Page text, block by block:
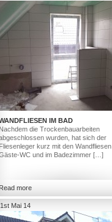
IM BAD
Nachdem die Trockenbauarbeiten
wurden, hat sich der
Fliesenleger kurz mit den
WC und im Badezimmer […]
more
Mai 14